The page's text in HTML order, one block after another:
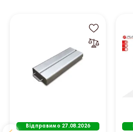
Відправимо 27.08.2026